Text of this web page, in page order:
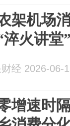
架机场
淬火讲堂
经 2026-06-
增速时